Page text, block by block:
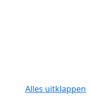
Alles uitklappen